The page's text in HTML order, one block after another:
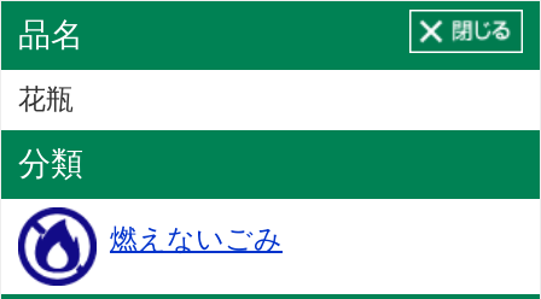
品名
花瓶
分類
燃えないごみ